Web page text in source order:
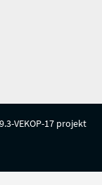
VEKOP-17 projekt